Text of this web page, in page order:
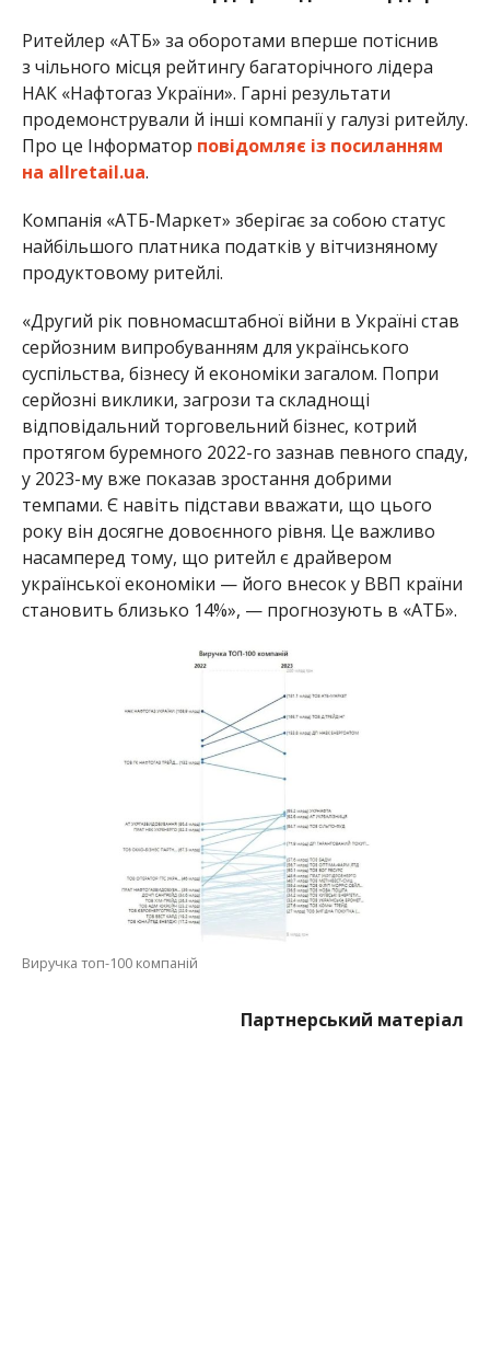
Ритейлер «АТБ» за оборотами вперше потіснив
з чільного місця рейтингу багаторічного лідера
НАК «Нафтогаз України». Гарні результати
продемонстрували й інші компанії у галузі ритейлу.
Про це Інформатор повідомляє із посиланням
на allretail.ua.
Компанія «АТБ-Маркет» зберігає за собою статус
найбільшого платника податків у вітчизняному
продуктовому ритейлі.
«Другий рік повномасштабної війни в Україні став
серйозним випробуванням для українського
суспільства, бізнесу й економіки загалом. Попри
серйозні виклики, загрози та складнощі
відповідальний торговельний бізнес, котрий
протягом буремного 2022-го зазнав певного спаду,
у 2023-му вже показав зростання добрими
темпами. Є навіть підстави вважати, що цього
року він досягне довоєнного рівня. Це важливо
насамперед тому, що ритейл є драйвером
української економіки — його внесок у ВВП країни
становить близько 14%», — прогнозують в «АТБ».
Виручка топ-100 компаній
Партнерський матеріал